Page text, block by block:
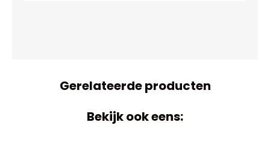
Gerelateerde producten
Bekijk ook eens: